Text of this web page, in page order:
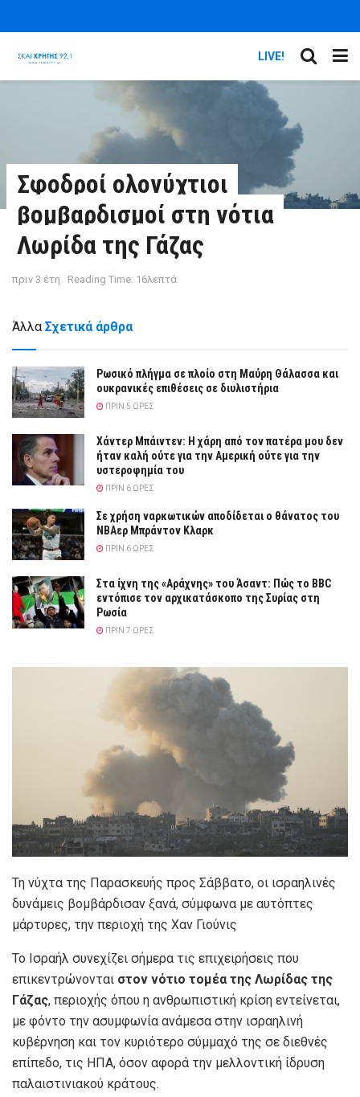
LIVE!
Σφοδροί ολονύχτιοι
βομβαρδισμοί στη νότια
Λωρίδα της Γάζας
πριν 3 έτη Reading Time: 16λεπτά
Άλλα Σχετικά άρθρα
Ρωσικό πλήγμα σε πλοίο στη Μαύρη Θάλασσα και
ουκρανικές επιθέσεις σε διυλιστήρια
ΠΡΙΝ 5 ΏΡΕΣ
Χάντερ Μπάιντεν: Η χάρη από τον πατέρα μου δεν
ήταν καλή ούτε για την Αμερική ούτε για την
υστεροφημία του
ΠΡΙΝ 6 ΏΡΕΣ
Σε χρήση ναρκωτικών αποδίδεται ο θάνατος του
ΝΒΑερ Μπράντον Κλαρκ
ΠΡΙΝ 6 ΏΡΕΣ
Στα ίχνη της «Αράχνης» του Άσαντ: Πώς το BBC
εντόπισε τον αρχικατάσκοπο της Συρίας στη
Ρωσία
ΠΡΙΝ 7 ΏΡΕΣ
Τη νύχτα της Παρασκευής προς Σάββατο, οι ισραηλινές
δυνάμεις βομβάρδισαν ξανά, σύμφωνα με αυτόπτες
μάρτυρες, την περιοχή της Χαν Γιούνις
Το Ισραήλ συνεχίζει σήμερα τις επιχειρήσεις που
επικεντρώνονται στον νότιο τομέα της Λωρίδας της
Γάζας, περιοχής όπου η ανθρωπιστική κρίση εντείνεται,
με φόντο την ασυμφωνία ανάμεσα στην ισραηλινή
κυβέρνηση και τον κυριότερο σύμμαχό της σε διεθνές
επίπεδο, τις ΗΠΑ, όσον αφορά την μελλοντική ίδρυση
παλαιστινιακού κράτους.